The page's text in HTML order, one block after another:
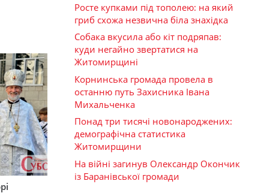
Росте купками під тополею: на який
гриб схожа незвична біла знахідка
Собака вкусила або кіт подряпав:
куди негайно звертатися на
Житомирщині
Корнинська громада провела в
останню путь Захисника Івана
Михальченка
Понад три тисячі новонароджених:
демографічна статистика
Житомирщини
На війні загинув Олександр Окончик
із Баранівської громади